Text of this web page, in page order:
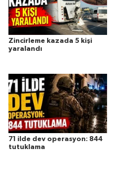
Zincirleme kazada 5 kişi
yaralandı
71 ilde dev operasyon: 844
tutuklama